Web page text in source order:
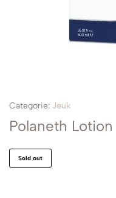
Categorie: Jeuk
Polaneth Lotion
Sold out